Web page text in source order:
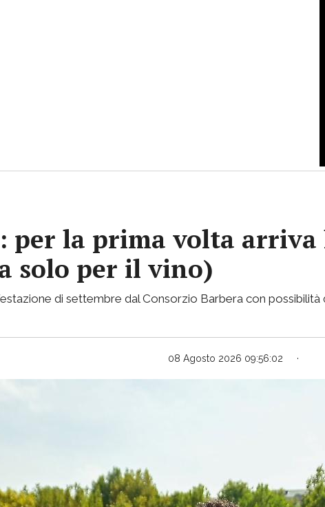
per la prima volta
solo per il vino)
di settembre dal Consorzio Barbera con possibilità
08 Agosto 2026 09:56:02